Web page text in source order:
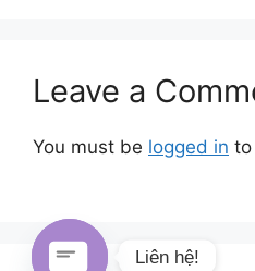
Leave a
You must be logged in to
Liên hệ!